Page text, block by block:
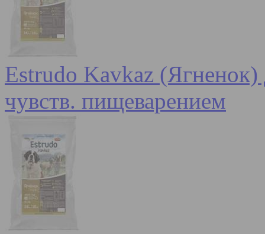
Estrudo Kavkaz (Ягненок)
чувств. пищеварением